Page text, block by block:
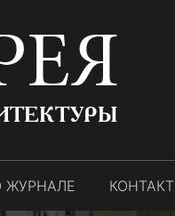
ЖУРНАЛЕ